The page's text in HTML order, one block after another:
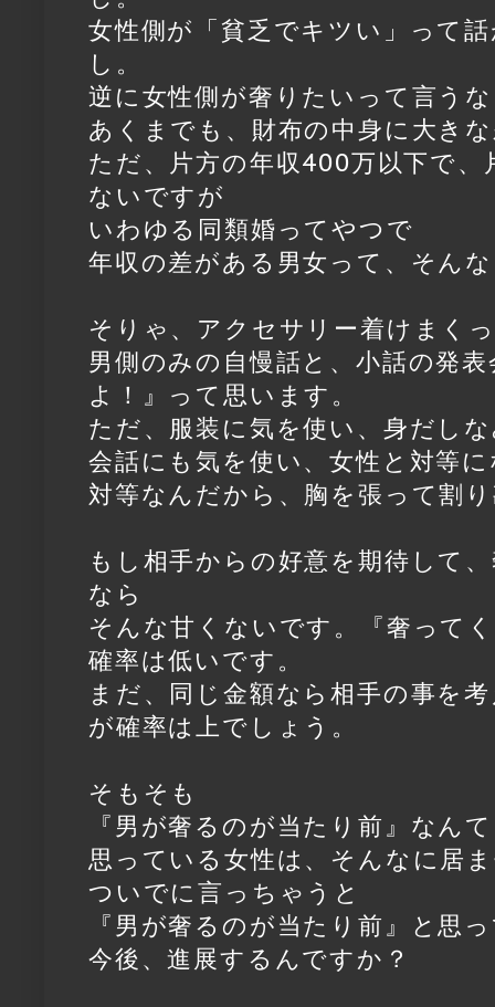
女性側が「貧乏でキツい」って
し。
逆に女性側が奢りたいって言う
あくまでも、財布の中身に大き
ただ、片方の年収400万以下で
ないですが
いわゆる同類婚ってやつで
年収の差がある男女って、そん
そりゃ、アクセサリー着けまく
男側のみの自慢話と、小話の発
よ！』って思います。
ただ、服装に気を使い、身だし
会話にも気を使い、女性と対等
対等なんだから、胸を張って割
もし相手からの好意を期待して
なら
そんな甘くないです。『奢って
確率は低いです。
まだ、同じ金額なら相手の事を
が確率は上でしょう。
そもそも
『男が奢るのが当たり前』なんて
思っている女性は、そんなに居
ついでに言っちゃうと
『男が奢るのが当たり前』と思
今後、進展するんですか？